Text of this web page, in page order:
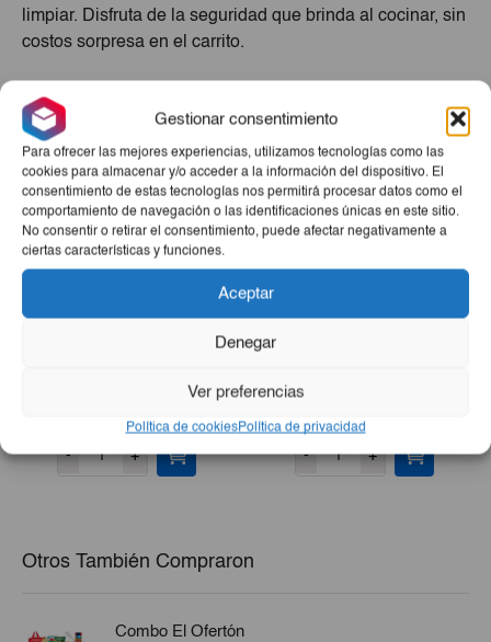
Gestionar consentimiento
Para ofrecer las mejores experiencias, utilizamos tecnologías como las
cookies para almacenar y/o acceder a la información del dispositivo. El
consentimiento de estas tecnologías nos permitirá procesar datos como el
comportamiento de navegación o las identificaciones únicas en este sitio.
No consentir o retirar el consentimiento, puede afectar negativamente a
ciertas características y funciones.
Aceptar
Denegar
Ver preferencias
Política de cookiesPolítica de privacidad
limpiar. Disfruta de la seguridad que brinda al cocinar, sin
costos sorpresa en el carrito.
Productos Relacionados
(de Pie, De Pared O De
€34,00
- +
€32,70
- +
Otros También Compraron
Combo El Ofertón